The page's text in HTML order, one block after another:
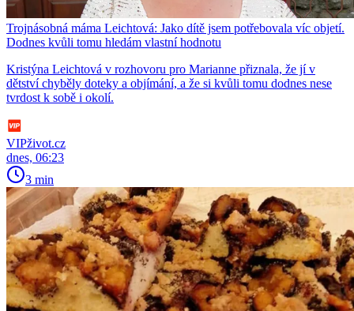
Trojnásobná máma Leichtová: Jako dítě jsem potřebovala víc objetí.
Dodnes kvůli tomu hledám vlastní hodnotu
Kristýna Leichtová v rozhovoru pro Marianne přiznala, že jí v
dětství chyběly doteky a objímání, a že si kvůli tomu dodnes nese
tvrdost k sobě i okolí.
VIPživot.cz
dnes, 06:23
3 min